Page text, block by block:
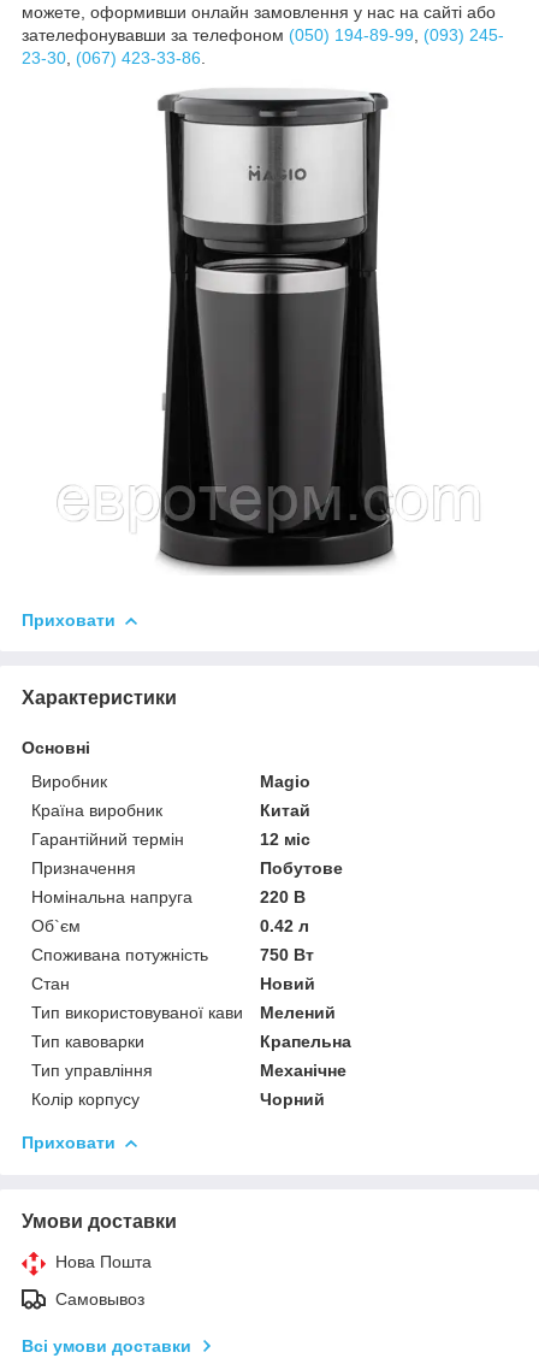
можете, оформивши онлайн замовлення у нас на сайті або
зателефонувавши за телефоном (050) 194-89-99
(093) 245-
23-30 (067) 423-33-86
Приховати
Характеристики
Основні
Виробник
Magio
Країна виробник
Китай
Гарантійний термін
12 міс
Призначення
Побутове
Номінальна напруга
220 В
Об`єм
0.42 л
Споживана потужність
750 Вт
Стан
Новий
Тип використовуваної кави
Мелений
Тип кавоварки
Крапельна
Тип управління
Механічне
Колір корпусу
Чорний
Приховати
Умови доставки
Нова Пошта
Самовывоз
Всі умови доставки